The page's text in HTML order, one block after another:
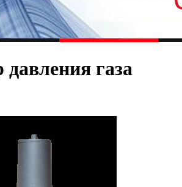
давления газа